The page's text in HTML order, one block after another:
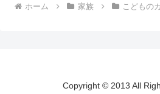
ホーム 家族 こどもの
Copyright © 2013 All